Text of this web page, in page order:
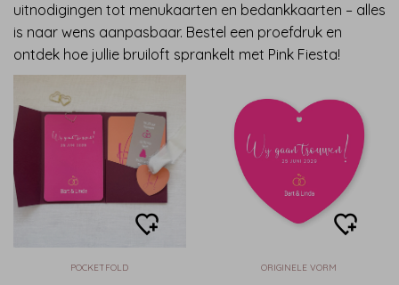
uitnodigingen tot menukaarten en bedankkaarten – alles
is naar wens aanpasbaar. Bestel een proefdruk en
ontdek hoe jullie bruiloft sprankelt met Pink Fiesta!
POCKETFOLD ORIGINELE VORM